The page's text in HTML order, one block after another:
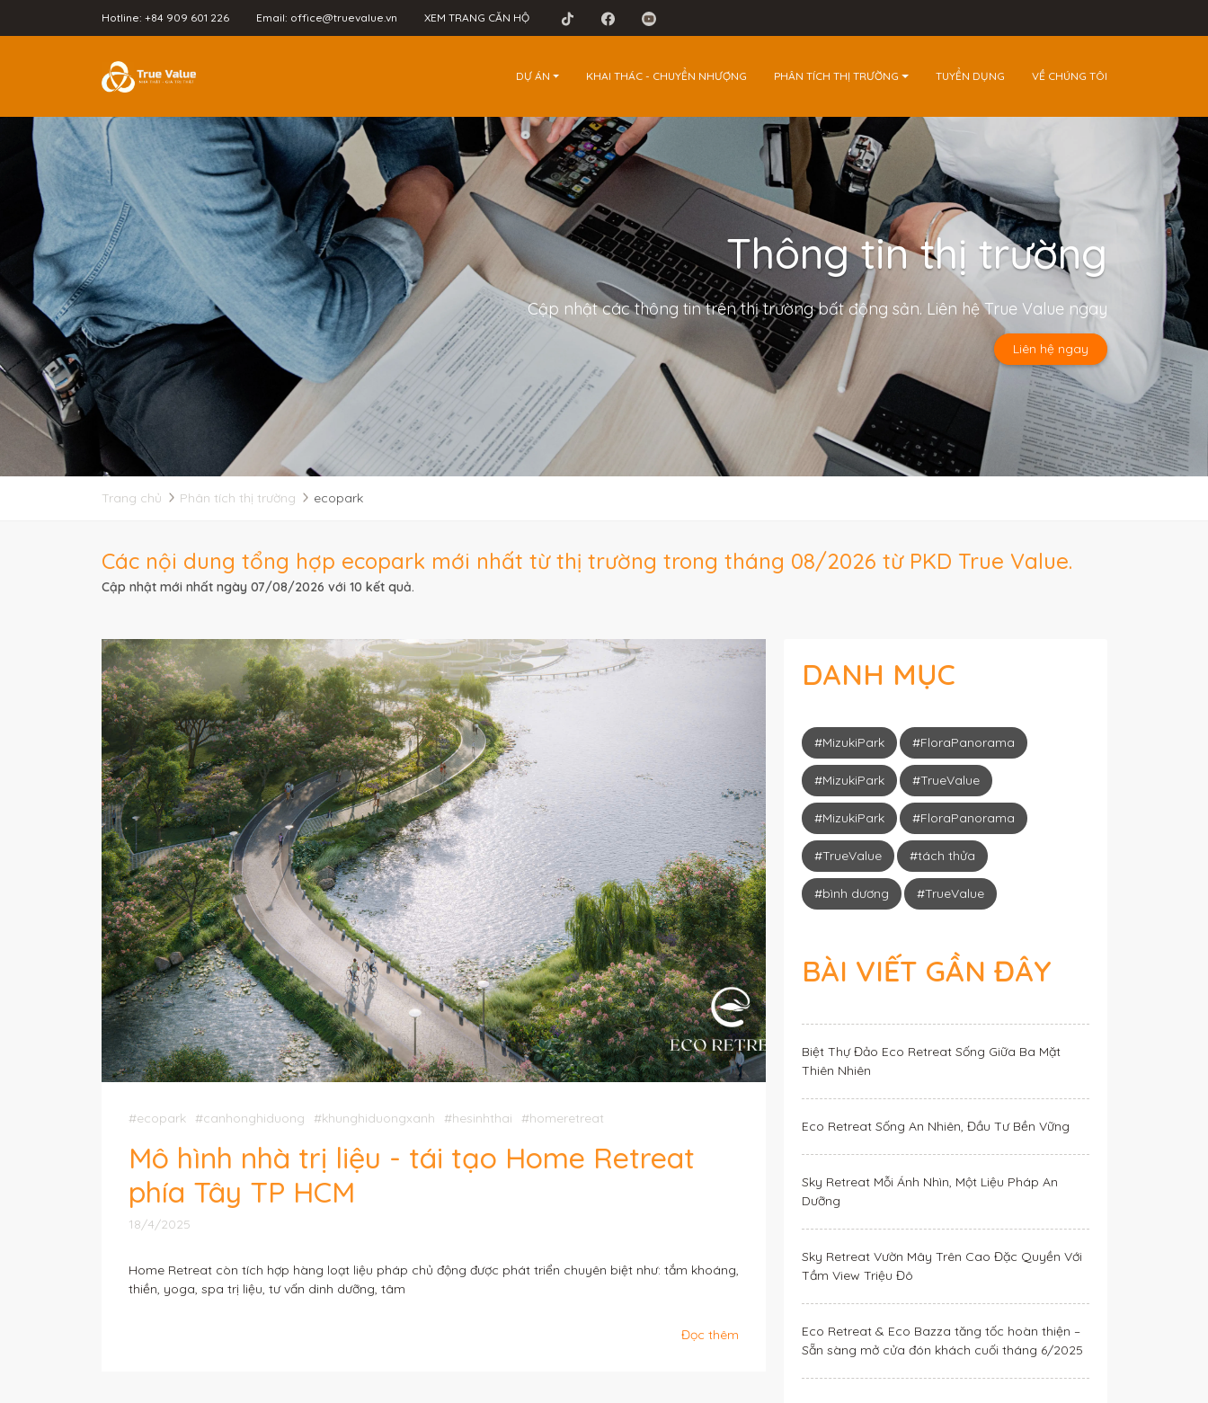
Hotline: +84 909 601 226 Email: office@truevalue.vn XEM TRANG CĂN HỘ
DỰ ÁN KHAI THÁC - CHUYỂN NHƯỢNG PHÂN TÍCH THỊ TRƯỜNG TUYỂN DỤNG VỀ CHÚNG TÔI
Thông tin thị trường
Cập nhật các thông tin trên thị trường bất động sản. Liên hệ True Value ngay
Liên hệ ngay
Trang chủ Phân tích thị trường ecopark
Các nội dung tổng hợp ecopark mới nhất từ thị trường trong tháng 08/2026 từ PKD True Value.
Cập nhật mới nhất ngày 07/08/2026 với 10 kết quả.
#ecopark #canhonghiduong #khunghiduongxanh #hesinhthai #homeretreat
Mô hình nhà trị liệu - tái tạo Home Retreat
phía Tây TP HCM
18/4/2025
Home Retreat còn tích hợp hàng loạt liệu pháp chủ động được phát triển chuyên biệt như: tắm khoáng,
thiền, yoga, spa trị liệu, tư vấn dinh dưỡng, tâm
Đọc thêm
DANH MỤC
#MizukiPark #FloraPanorama
#MizukiPark #TrueValue
#MizukiPark #FloraPanorama
#TrueValue #tách thửa
#bình dương #TrueValue
BÀI VIẾT GẦN ĐÂY
Biệt Thự Đảo Eco Retreat Sống Giữa Ba Mặt
Thiên Nhiên
Eco Retreat Sống An Nhiên, Đầu Tư Bền Vững
Sky Retreat Mỗi Ánh Nhìn, Một Liệu Pháp An
Dưỡng
Sky Retreat Vườn Mây Trên Cao Đặc Quyền Với
Tầm View Triệu Đô
Eco Retreat & Eco Bazza tăng tốc hoàn thiện –
Sẵn sàng mở cửa đón khách cuối tháng 6/2025